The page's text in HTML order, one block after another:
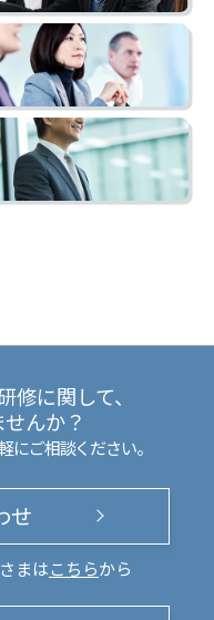
修に関して、
んか？
にご相談ください。
せ
まは こちらから